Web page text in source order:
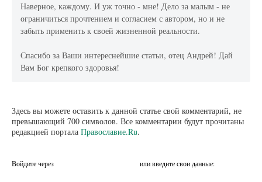
Наверное, каждому. И уж точно - мне! Дело за малым - не
ограничиться прочтением и согласием с автором, но и не
забыть применить к своей жизненной реальности.
Спасибо за Ваши интереснейшие статьи, отец Андрей! Дай
Вам Бог крепкого здоровья!
Здесь вы можете оставить к данной статье свой комментарий, не
превышающий 700 символов. Все комментарии будут прочитаны
редакцией портала Православие.Ru.
Войдите через или введите свои данные: